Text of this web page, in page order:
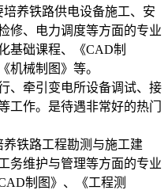
培养铁路供电设备施工、安
修、电力调度等方面的专业
基础课程、《CAD制
机械制图》等。
、牵引变电所设备调试、接
工作。是待遇非常好的热门
养铁路工程勘测与施工建
务维护与管理等方面的专业
制图》、《工程测